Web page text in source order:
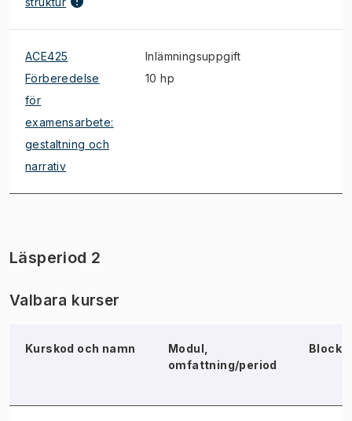
ACE425
Förberedelse
för
examensarbete:
gestaltning och
narrativ
Inlämningsuppgift
10 hp
Läsperiod 2
Valbara kurser
Kurskod och namn
Modul,
omfattning/period
Block